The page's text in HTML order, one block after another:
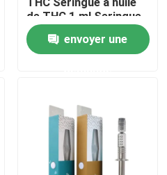
personnalisé
de THC 1 ml Seringue
en verre à capuche
Luer videenvoyer une